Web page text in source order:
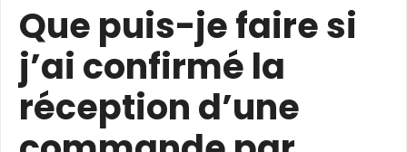
Que puis-je faire si
j’ai confirmé la
réception d’une